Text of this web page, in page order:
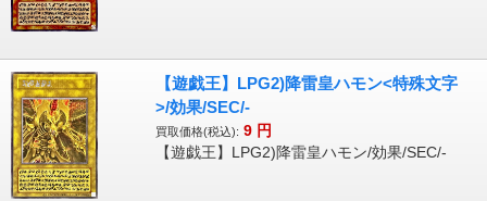
【遊戯王】LPG2)降雷皇ハモン<特殊文字
>/効果/SEC/-
買取価格(税込): 9 円
【遊戯王】LPG2)降雷皇ハモン/効果/SEC/-